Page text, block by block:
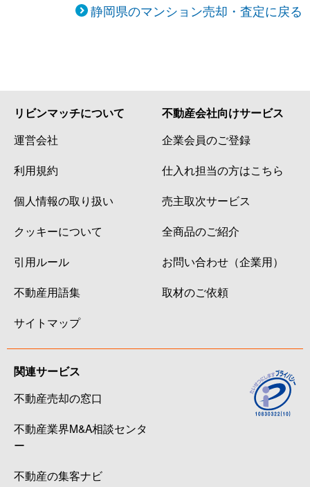
静岡県のマンション売却・査定に戻る
リビンマッチについて
運営会社
利用規約
個人情報の取り扱い
クッキーについて
引用ルール
不動産用語集
サイトマップ
不動産会社向けサービス
企業会員のご登録
仕入れ担当の方はこちら
売主取次サービス
全商品のご紹介
お問い合わせ（企業用）
取材のご依頼
関連サービス
不動産売却の窓口
不動産業界M&A相談センタ
ー
不動産の集客ナビ